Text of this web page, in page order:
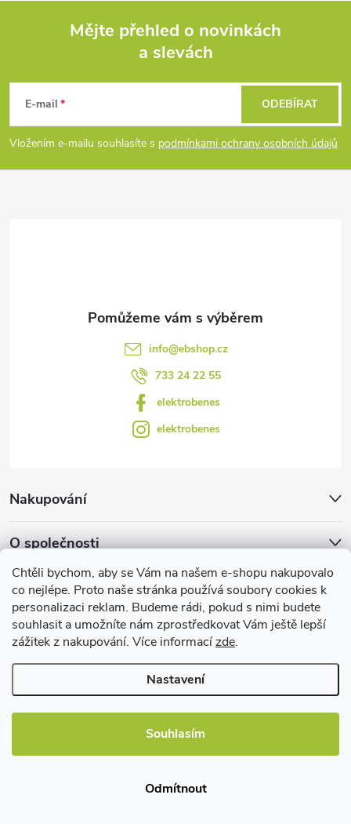
Chtěli bychom, aby se Vám na našem e-shopu nakupovalo
co nejlépe. Proto naše stránka používá soubory cookies k
personalizaci reklam. Budeme rádi, pokud s nimi budete
souhlasit a umožníte nám zprostředkovat Vám ještě lepší
zážitek z nakupování. Více informacízde.
Nastavení
Souhlasím
Odmítnout
p
Mějte přehled o novinkách
a slevách
E-mail
Vložením e-mailu souhlasíte s podmínkami ochrany osobních údajů
ODEBÍRAT
Nakupování
O společnosti
Facebook
info@ebshop.cz
733 24 22 55
elektrobenes
elektrobenes
Užitečné informace